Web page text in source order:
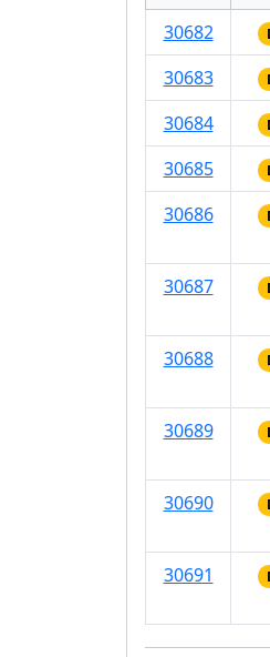
30682
30683
30684
30685
30686
30687
30688
30689
30690
30691